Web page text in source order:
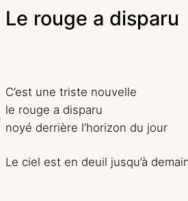
Le rouge a disparu
C’est une triste nouvelle
le rouge a disparu
noyé derrière l’horizon du jour
Le ciel est en deuil jusqu’à